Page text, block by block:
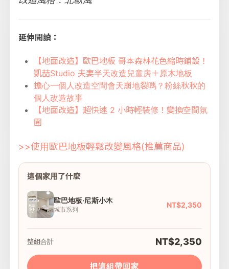
延伸閱讀：
【地面改造】歐巴地板 哥本森林花色縮時鋪設！
凱喆Studio 夫妻半天改造兒童房＋原木地板
擔心一個人改造空間會天崩地裂嗎？粉絲秋秋的
個人改造故事
【地面改造】超快速 2 小時輕裝修！變換空間氛
圍
>>使用歐巴地板輕鬆改變風格(推薦商品)
這個家用了什麼
歐巴地板·尼斯小木
城市系列
NT$2,350
整組合計 NT$2,350
把這組帶回家